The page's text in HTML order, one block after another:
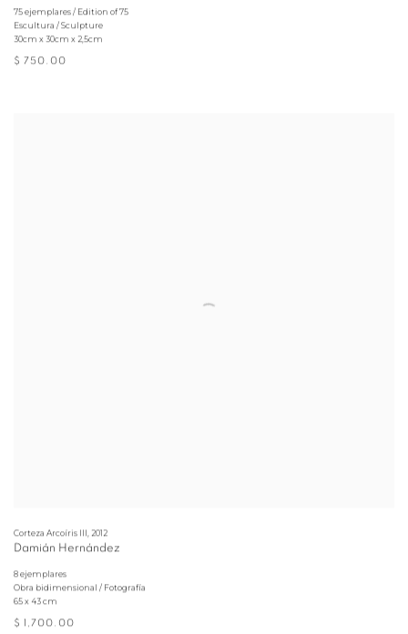
75 ejemplares / Edition of 75
Escultura / Sculpture
30cm x 30cm x 2,5cm
$ 750.00
Corteza Arcoíris III, 2012
Damián Hernández
8 ejemplares
Obra bidimensional / Fotografía
65 x 43 cm
$ 1,700.00